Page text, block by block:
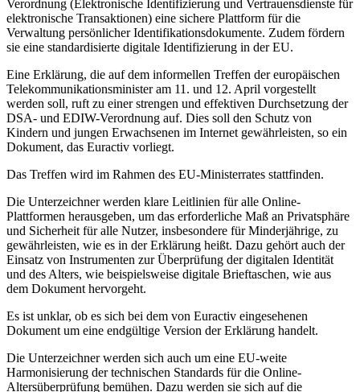
Verordnung (Elektronische Identifizierung und Vertrauensdienste für
elektronische Transaktionen) eine sichere Plattform für die
Verwaltung persönlicher Identifikationsdokumente. Zudem fördern
sie eine standardisierte digitale Identifizierung in der EU.
Eine Erklärung, die auf dem informellen Treffen der europäischen
Telekommunikationsminister am 11. und 12. April vorgestellt
werden soll, ruft zu einer strengen und effektiven Durchsetzung der
DSA- und EDIW-Verordnung auf. Dies soll den Schutz von
Kindern und jungen Erwachsenen im Internet gewährleisten, so ein
Dokument, das Euractiv vorliegt.
Das Treffen wird im Rahmen des EU-Ministerrates stattfinden.
Die Unterzeichner werden klare Leitlinien für alle Online-
Plattformen herausgeben, um das erforderliche Maß an Privatsphäre
und Sicherheit für alle Nutzer, insbesondere für Minderjährige, zu
gewährleisten, wie es in der Erklärung heißt. Dazu gehört auch der
Einsatz von Instrumenten zur Überprüfung der digitalen Identität
und des Alters, wie beispielsweise digitale Brieftaschen, wie aus
dem Dokument hervorgeht.
Es ist unklar, ob es sich bei dem von Euractiv eingesehenen
Dokument um eine endgültige Version der Erklärung handelt.
Die Unterzeichner werden sich auch um eine EU-weite
Harmonisierung der technischen Standards für die Online-
Altersüberprüfung bemühen. Dazu werden sie sich auf die